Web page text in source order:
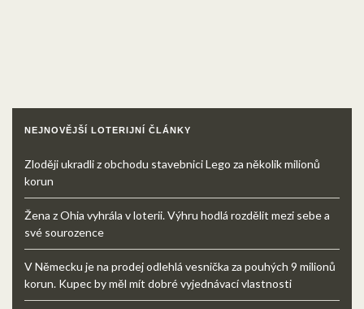
NEJNOVĚJŠÍ LOTERIJNÍ ČLÁNKY
Zloději ukradli z obchodu stavebnici Lego za několik milionů
korun
Žena z Ohia vyhrála v loterii. Výhru hodlá rozdělit mezi sebe a
své sourozence
V Německu je na prodej odlehlá vesnička za pouhých 9 milionů
korun. Kupec by měl mít dobré vyjednávací vlastnosti